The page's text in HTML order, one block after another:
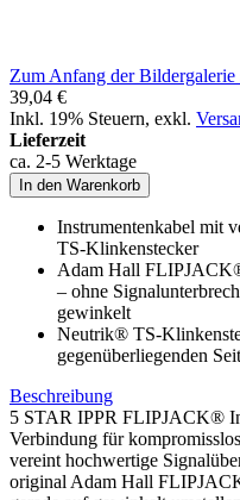
Zum Anfang der Bildergalerie
39,04 €
Inkl. 19% Steuern, exkl.
Lieferzeit
ca. 2-5 Werktage
In den Warenkorb
Instrumentenkabel mit
TS-Klinkenstecker
Adam Hall
– ohne
gewinkelt
Neutrik® TS-
gegenüberliegenden
Beschreibung
5 STAR IPPR FLIPJACK®
Verbindung für
vereint hochwertige
original Adam Hall